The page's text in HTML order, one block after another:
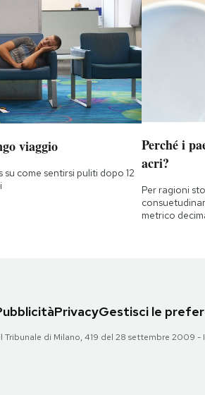
viaggio
su come sentirsi puliti dopo 12
Perché i
acri?
Per ragioni
metrico
PrivacyGestisci le
Tribunale di Milano, 419 del 28 settembre 2009 -